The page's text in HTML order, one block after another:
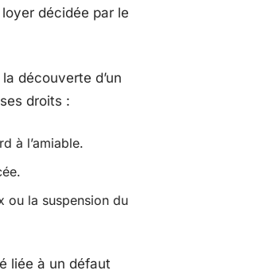
décidée par le
découverte d’un
droits :
à l’amiable.
ou la suspension du
liée à un défaut